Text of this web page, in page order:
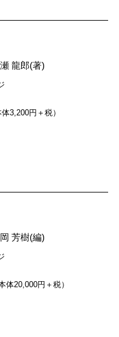
龍郎(著)
3,200円＋税）
芳樹(編)
体20,000円＋税）